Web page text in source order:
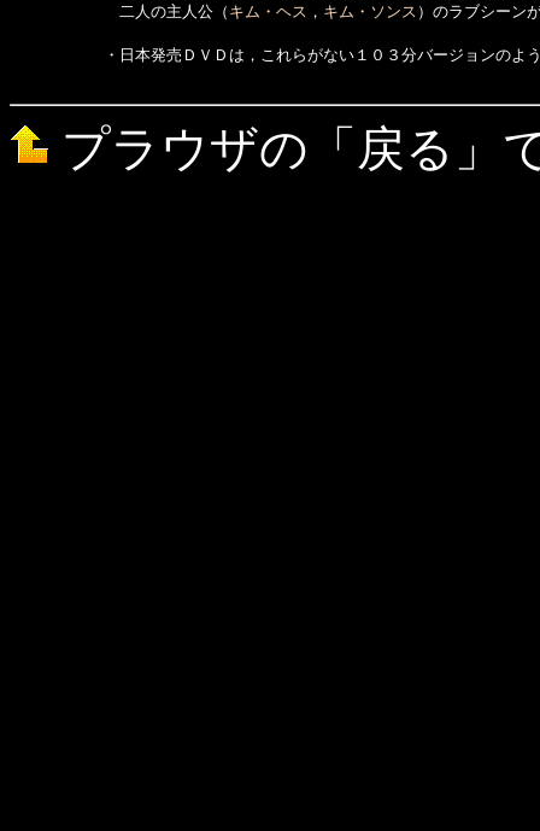
二人の主人公（ キム・ヘス ， キム・ソンス ）のラブシーン
・日本発売ＤＶＤは，これらがない１０３分バージョンのよ
プラウザの「戻る」